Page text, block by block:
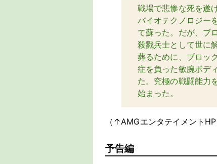
戦場で悲惨な死を遂
バイオテクノロジー
て蘇った。だが、ブ
殺戮兵士として世に
葬るために、ブロッ
症を負った敏腕ボデ
た。究極の戦闘能力
始まった。
（↑AMGエンタテイメントHP
予告編